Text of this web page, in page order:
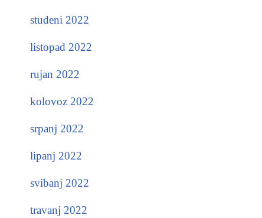
studeni 2022
listopad 2022
rujan 2022
kolovoz 2022
srpanj 2022
lipanj 2022
svibanj 2022
travanj 2022